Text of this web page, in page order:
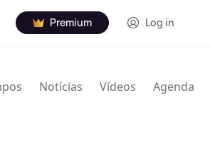
Premium Log in
Notícias Vídeos Agenda